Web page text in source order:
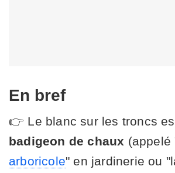
En bref
👉 Le blanc sur les troncs
badigeon de chaux (appelé
arboricole" en jardinerie ou